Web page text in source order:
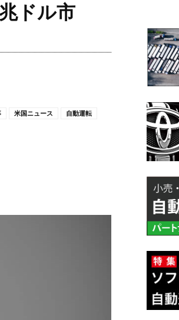
動ドル市
米国ニュース
自動運転